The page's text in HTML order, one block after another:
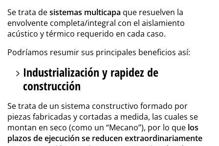
Se trata desistemas multicapa que resuelven la
envolvente completa/integral con el aislamiento
acústico y térmico requerido en cada caso.
Podríamos resumir sus principales beneficios así:
Industrialización y rapidez de
construcción
Se trata de un sistema constructivo formado por
piezas fabricadas y cortadas a medida, las cuales se
montan en seco (como un “Mecano”), por lo que los
plazos de ejecución se reducen extraordinariamente